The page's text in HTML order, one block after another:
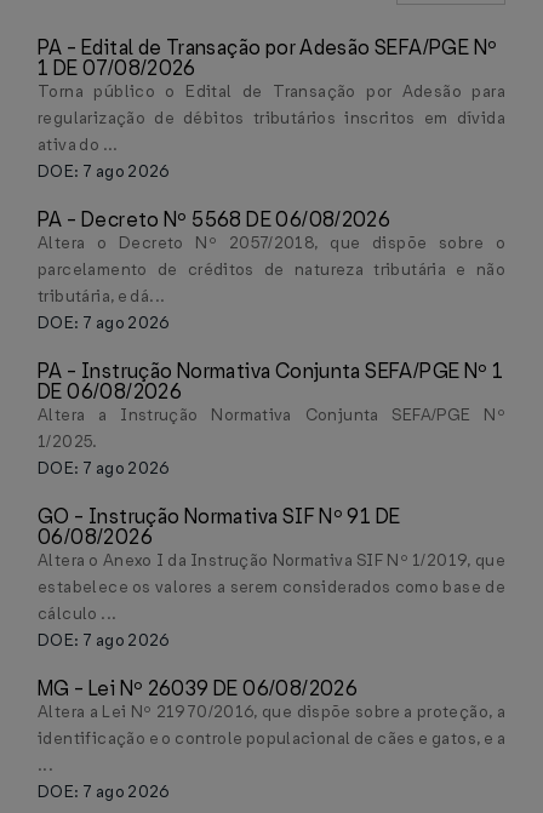
PA - Edital de Transação por Adesão SEFA/PGE Nº
1 DE 07/08/2026
Torna público o Edital de Transação por Adesão para
regularização de débitos tributários inscritos em dívida
ativa do ...
DOE: 7 ago 2026
PA - Decreto Nº 5568 DE 06/08/2026
Altera o Decreto Nº 2057/2018, que dispõe sobre o
parcelamento de créditos de natureza tributária e não
tributária, e dá...
DOE: 7 ago 2026
PA - Instrução Normativa Conjunta SEFA/PGE Nº 1
DE 06/08/2026
Altera a Instrução Normativa Conjunta SEFA/PGE Nº
1/2025.
DOE: 7 ago 2026
GO - Instrução Normativa SIF Nº 91 DE
06/08/2026
Altera o Anexo I da Instrução Normativa SIF Nº 1/2019, que
estabelece os valores a serem considerados como base de
cálculo ...
DOE: 7 ago 2026
MG - Lei Nº 26039 DE 06/08/2026
Altera a Lei Nº 21970/2016, que dispõe sobre a proteção, a
identificação e o controle populacional de cães e gatos, e a
...
DOE: 7 ago 2026